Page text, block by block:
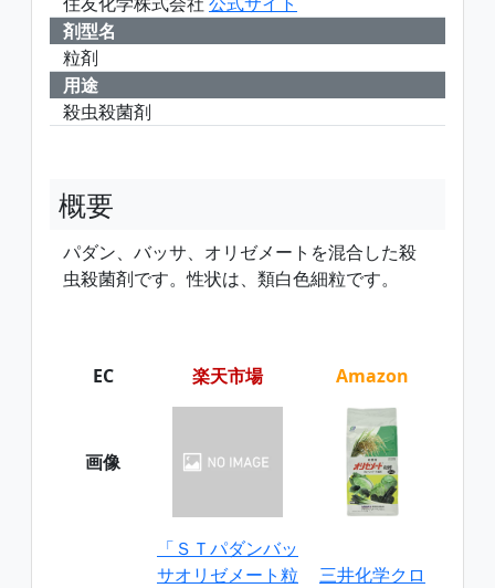
剤型名
粒剤
用途
殺虫殺菌剤
概要
パダン、バッサ、オリゼメートを混合した殺
虫殺菌剤です。性状は、類白色細粒です。
EC 楽天市場 Amazon
画像
「ＳＴパダンバッ
サオリゼメート粒
三井化学クロ